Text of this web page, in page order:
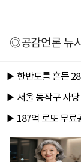
◎공감언론 뉴